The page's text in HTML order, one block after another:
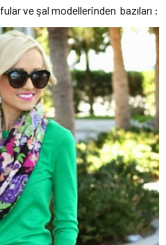
ve şal modellerinden bazıları :